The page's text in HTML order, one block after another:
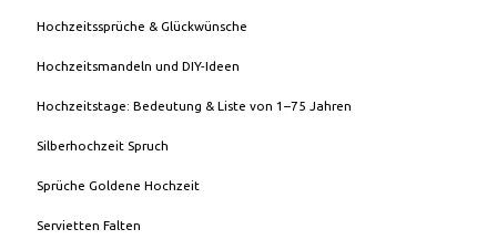
Hochzeitssprüche & Glückwünsche
Hochzeitsmandeln und DIY-Ideen
Hochzeitstage: Bedeutung & Liste von 1–75 Jahren
Silberhochzeit Spruch
Sprüche Goldene Hochzeit
Servietten Falten